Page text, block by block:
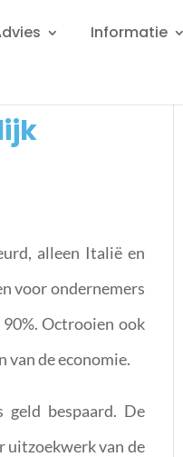
Informatie
alleen Italië en
voor ondernemers
Octrooien ook
de economie.
bespaard. De
uitzoekwerk van de